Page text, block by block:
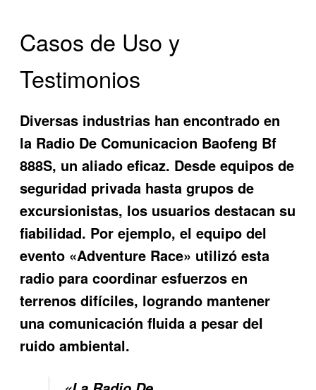
Casos de Uso y
Testimonios
Diversas industrias han encontrado en
la Radio De Comunicacion Baofeng Bf
888S, un aliado eficaz. Desde equipos de
seguridad privada hasta grupos de
excursionistas, los usuarios destacan su
fiabilidad. Por ejemplo, el equipo del
evento «Adventure Race» utilizó esta
radio para coordinar esfuerzos en
terrenos difíciles, logrando mantener
una comunicación fluida a pesar del
ruido ambiental.